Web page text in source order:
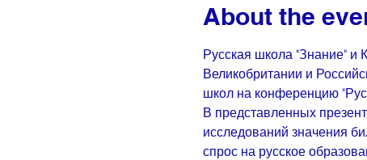
About the
Русская школа "Знание" и
Великобритании и
школ на конференцию
В представленных
исследований значения
спрос на русское